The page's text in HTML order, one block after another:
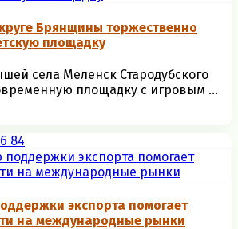
Брянщины торжественно
площадку
села Меленск Стародубского
площадку с игровым ...
84
экспорта помогает
на международные рынки